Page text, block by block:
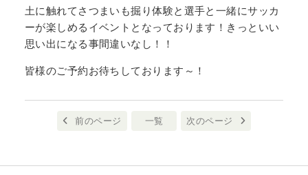
土に触れてさつまいも掘り体験と選手と一緒にサッカ
ーが楽しめるイベントとなっております！きっといい
思い出になる事間違いなし！！
皆様のご予約お待ちしております～！
前のページ 一覧 次のページ